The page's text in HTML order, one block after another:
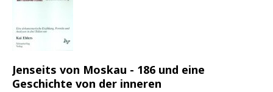
Jenseits von Moskau - 186 und eine
Geschichte von der inneren